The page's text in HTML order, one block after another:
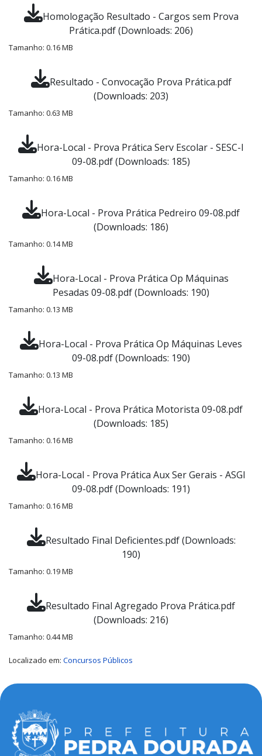
Homologação Resultado - Cargos sem Prova
Prática.pdf (Downloads: 206)
Tamanho: 0.16 MB
Resultado - Convocação Prova Prática.pdf
(Downloads: 203)
Tamanho: 0.63 MB
Hora-Local - Prova Prática Serv Escolar - SESC-I
09-08.pdf (Downloads: 185)
Tamanho: 0.16 MB
Hora-Local - Prova Prática Pedreiro 09-08.pdf
(Downloads: 186)
Tamanho: 0.14 MB
Hora-Local - Prova Prática Op Máquinas
Pesadas 09-08.pdf (Downloads: 190)
Tamanho: 0.13 MB
Hora-Local - Prova Prática Op Máquinas Leves
09-08.pdf (Downloads: 190)
Tamanho: 0.13 MB
Hora-Local - Prova Prática Motorista 09-08.pdf
(Downloads: 185)
Tamanho: 0.16 MB
Hora-Local - Prova Prática Aux Ser Gerais - ASGI
09-08.pdf (Downloads: 191)
Tamanho: 0.16 MB
Resultado Final Deficientes.pdf (Downloads:
190)
Tamanho: 0.19 MB
Resultado Final Agregado Prova Prática.pdf
(Downloads: 216)
Tamanho: 0.44 MB
Localizado em: Concursos Públicos